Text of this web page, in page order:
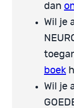
dan
Wil je
boek
Wil je